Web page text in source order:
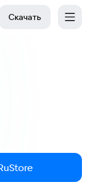
Скачать